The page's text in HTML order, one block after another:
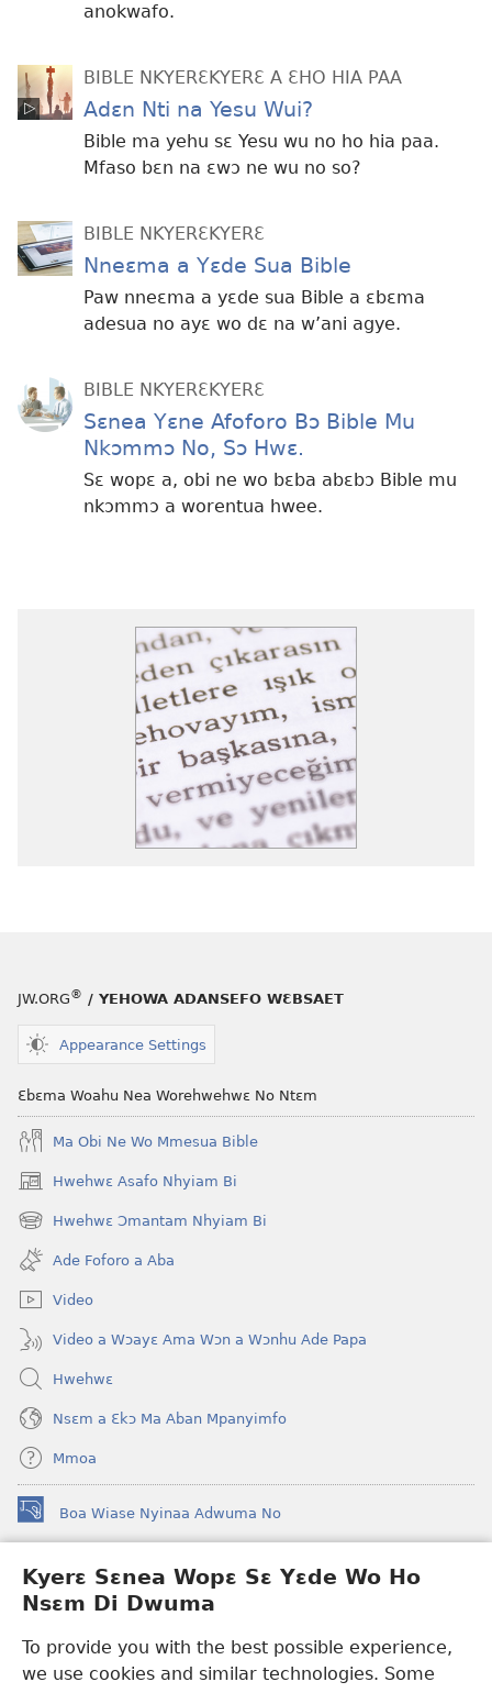
Kyerɛ Sɛnea Wopɛ Sɛ Yɛde Wo Ho
Nsɛm Di Dwuma
To provide you with the best possible experience,
we use cookies and similar technologies. Some
anokwafo.
BIBLE NKYERƐKYERƐ A ƐHO HIA PAA
Adɛn Nti na Yesu Wui?
Bible ma yehu sɛ Yesu wu no ho hia paa.
Mfaso bɛn na ɛwɔ ne wu no so?
BIBLE NKYERƐKYERƐ
Nneɛma a Yɛde Sua Bible
Paw nneɛma a yɛde sua Bible a ɛbɛma
adesua no ayɛ wo dɛ na w’ani agye.
BIBLE NKYERƐKYERƐ
Sɛnea Yɛne Afoforo Bɔ Bible Mu
Nkɔmmɔ No, Sɔ Hwɛ.
Sɛ wopɛ a, obi ne wo bɛba abɛbɔ Bible mu
nkɔmmɔ a worentua hwee.
JW.ORG® / YEHOWA ADANSEFO WƐBSAET
Appearance Settings
Ɛbɛma Woahu Nea Worehwehwɛ No Ntɛm
Ma Obi Ne Wo Mmesua Bible
Hwehwɛ Asafo Nhyiam Bi
(opens
new
window)
Hwehwɛ Ɔmantam Nhyiam Bi
(opens
new
window)
Ade Foforo a Aba
Video
Video a Wɔayɛ Ama Wɔn a Wɔnhu Ade Papa
Hwehwɛ
Nsɛm a Ɛkɔ Ma Aban Mpanyimfo
Mmoa
Boa Wiase Nyinaa Adwuma No
(opens
new
Ɔwɛn-Aban INTANƐT SO NHOMAKORABEA™
(opens
new
new
window)JW LibraryApp